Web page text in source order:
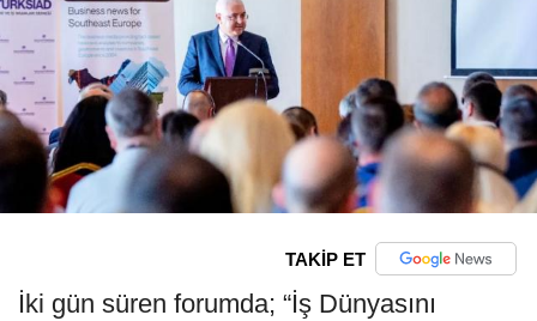
TAKİP ET
İki gün süren forumda; “İş Dünyasını